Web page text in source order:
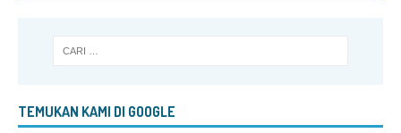
TEMUKAN KAMI DI GOOGLE